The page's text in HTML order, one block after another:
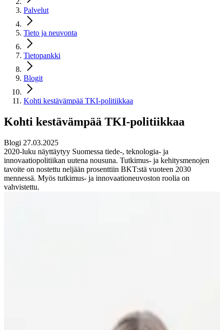
Palvelut
Tieto ja neuvonta
Tietopankki
Blogit
Kohti kestävämpää TKI-politiikkaa
Kohti kestävämpää TKI-politiikkaa
Blogi 27.03.2025
2020-luku näyttäytyy Suomessa tiede-, teknologia- ja
innovaatiopolitiikan uutena nousuna. Tutkimus- ja kehitysmenojen
tavoite on nostettu neljään prosenttiin BKT:stä vuoteen 2030
mennessä. Myös tutkimus- ja innovaationeuvoston roolia on
vahvistettu.